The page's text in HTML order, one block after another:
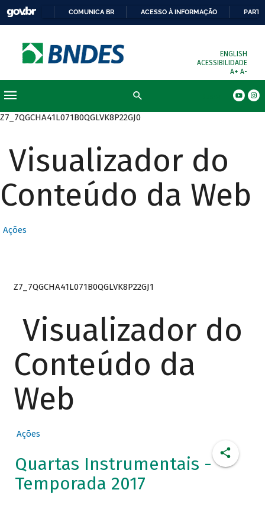
COMUNICA BR ACESSO À INFORMAÇÃO
ENGLISH
ACESSIBILIDADE
A+ A-
Z7_7QGCHA41L071B0QGLVK8P22GJ0
Visualizador do
Conteúdo da Web
Ações
Z7_7QGCHA41L071B0QGLVK8P22GJ1
Visualizador do
Conteúdo da
Web
Ações
Quartas Instrumentais -
Temporada 2017